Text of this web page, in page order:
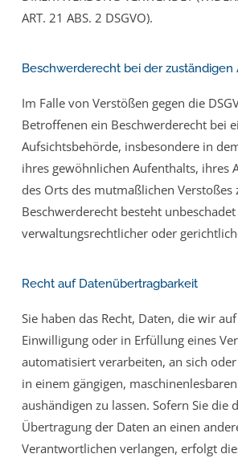
ART. 21 ABS. 2 DSGVO).
Beschwerde­recht bei der
Im Falle von Verstößen gegen die
Betroffenen ein Beschwerderecht bei
Aufsichtsbehörde, insbesondere in
ihres gewöhnlichen Aufenthalts, ihres
des Orts des mutmaßlichen Verstoßes
Beschwerderecht besteht
verwaltungsrechtlicher oder
Recht auf Daten­übertrag­barkeit
Sie haben das Recht, Daten, die wir
Einwilligung oder in Erfüllung eines
automatisiert verarbeiten, an sich
in einem gängigen,
aushändigen zu lassen. Sofern Sie die
Übertragung der Daten an einen
Verantwortlichen verlangen, erfolgt